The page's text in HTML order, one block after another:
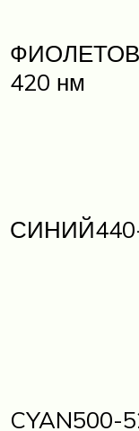
420 нм
CYAN500-